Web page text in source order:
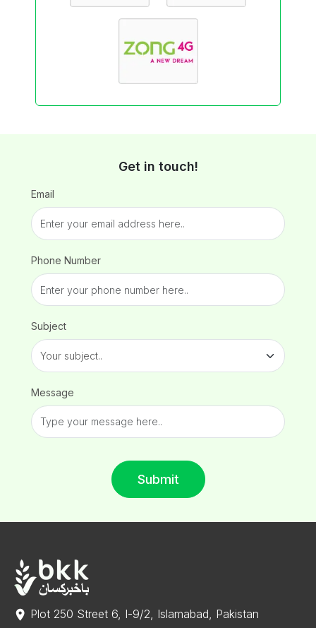
Get in touch!
Email
Phone Number
Subject
Message
Submit
Plot 250 Street 6, I-9/2, Islamabad, Pakistan